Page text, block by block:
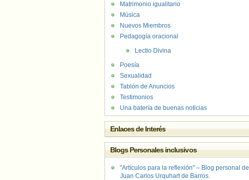
Matrimonio igualitario
Música
Nuevos Miembros
Pedagogía oracional
Lectio Divina
Poesía
Sexualidad
Tablón de Anuncios
Testimonios
Una batería de buenas noticias
Enlaces de Interés
Blogs Personales inclusivos
"Artículos para la reflexión" – Blog personal de
Juan Carlos Urquhart de Barros.